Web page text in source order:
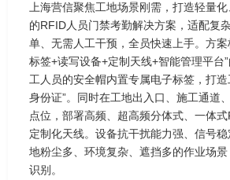
上海营信聚焦工地场景刚需，打造轻量
的RFID人员门禁考勤解决方案，适配复
单、无需人工干预，全员快速上手。方
标签+读写设备+定制天线+智能管理平台
工人员的安全帽内置专属电子标签，打
身份证”。同时在工地出入口、施工通道
点位，部署高频、超高频分体式、一体
定制化天线。设备抗干扰能力强、信号
地粉尘多、环境复杂、遮挡多的作业场
识别。